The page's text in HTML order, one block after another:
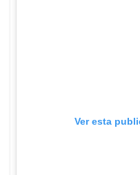
Ver esta